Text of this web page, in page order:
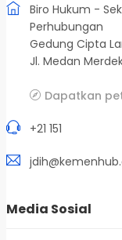
Biro Hukum -
Perhubungan
Gedung Cipta
Jl. Medan
Dapatkan
+21 151
Media Sosial